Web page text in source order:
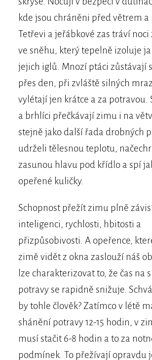
kde jsou chráněni před větrem a
Tetřevi a jeřábkové zas tráví
ve sněhu, který tepelně izoluje
jejich iglů. Mnozí ptáci zůstávají
přes den, při zvláště silných
vylétají jen krátce a za potravou.
a brhlíci přečkávají zimu i na
stejně jako další řada drobných
udrželi tělesnou teplotu,
zasunou hlavu pod křídlo a spí
opeřené kuličky.
Schopnost přežít zimu plně
inteligenci, rychlosti, hbitosti a
přizpůsobivosti. A opeřence,
zimě vidět z okna zaslouží náš
lze charakterizovat to, že čas na
potravy se rapidně snižuje.
by tohle člověk? Zatímco v létě
shánění potravy 12-15 hodin, v
musí stačit 6-8 hodin a to za
podmínek. To přežívají opravdu